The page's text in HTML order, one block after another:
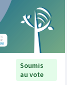
Soumis
au vote